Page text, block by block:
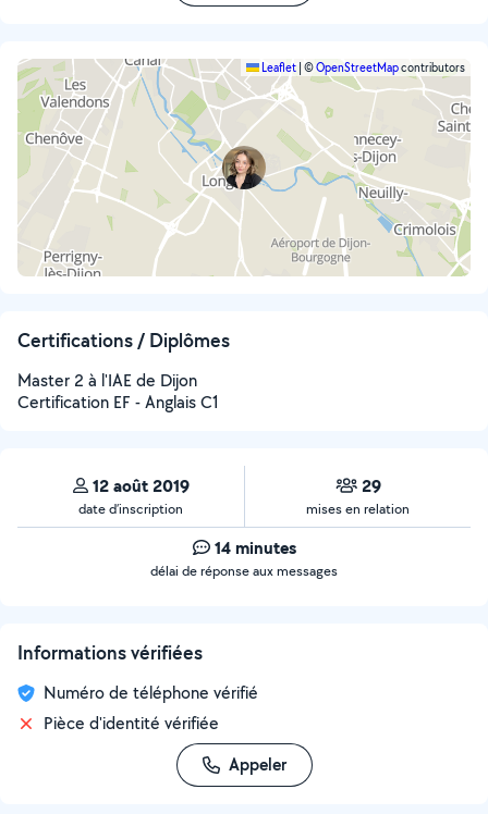
Leaflet| ©OpenStreetMapcontributors
Certifications / Diplômes
Master 2 à l'IAE de Dijon
Certification EF - Anglais C1
12 août 2019
date d’inscription
29
mises en relation
14 minutes
délai de réponse aux messages
Informations vérifiées
Numéro de téléphone vérifié
Pièce d'identité vérifiée
Appeler